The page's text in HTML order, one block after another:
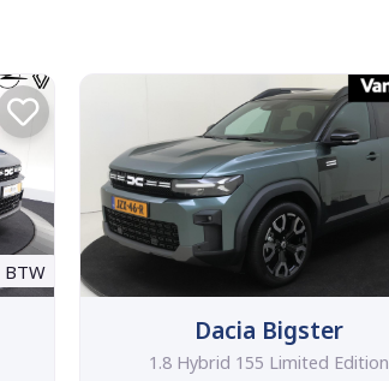
BTW
Dacia Bigster
1.8 Hybrid 155 Limited Edition